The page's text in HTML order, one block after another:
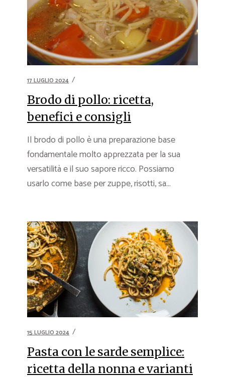
17 LUGLIO 2024
Brodo di pollo: ricetta,
benefici e consigli
Il brodo di pollo è una preparazione base
fondamentale molto apprezzata per la sua
versatilità e il suo sapore ricco. Possiamo
usarlo come base per zuppe, risotti, sa...
15 LUGLIO 2024
Pasta con le sarde semplice:
ricetta della nonna e varianti